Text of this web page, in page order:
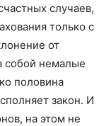
случаев,
только с
от
собой немалые
половина
закон. И
на этом не